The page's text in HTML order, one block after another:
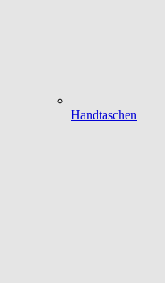
Handtaschen